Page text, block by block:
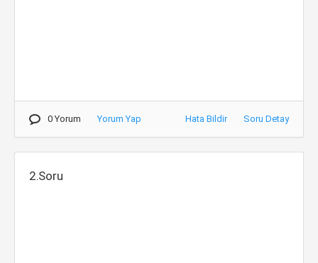
0 Yorum Yorum Yap Hata Bildir Soru Detay
2.Soru